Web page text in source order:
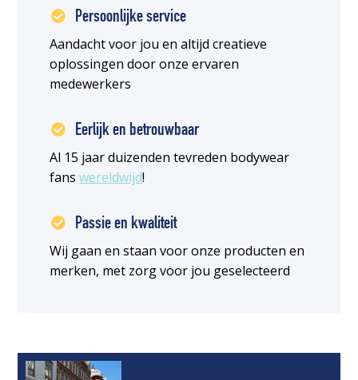
Persoonlijke service
Aandacht voor jou en altijd creatieve
oplossingen door onze ervaren
medewerkers
Eerlijk en betrouwbaar
Al 15 jaar duizenden tevreden bodywear
fanswereldwijd!
Passie en kwaliteit
Wij gaan en staan voor onze producten en
merken, met zorg voor jou geselecteerd